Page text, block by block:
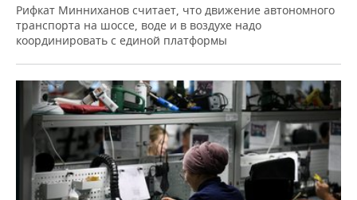
Рифкат Минниханов считает, что движение автономного
транспорта на шоссе, воде и в воздухе надо
координировать с единой платформы